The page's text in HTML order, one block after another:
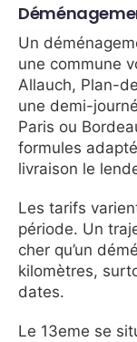
Un
une commune
Allauch, Plan-
une demi-
Paris ou
formules
livraison le
Les tarifs
période. Un
cher qu’un
kilomètres,
dates.
Le 13eme se